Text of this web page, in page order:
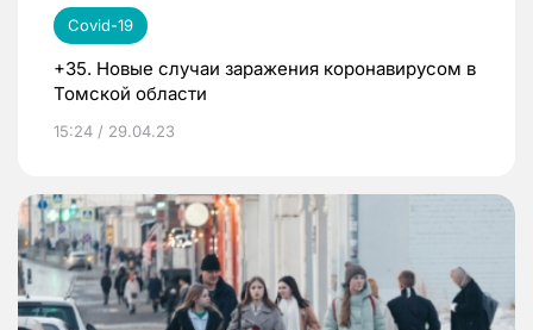
Covid-19
+35. Новые случаи заражения коронавирусом в
Томской области
15:24 / 29.04.23